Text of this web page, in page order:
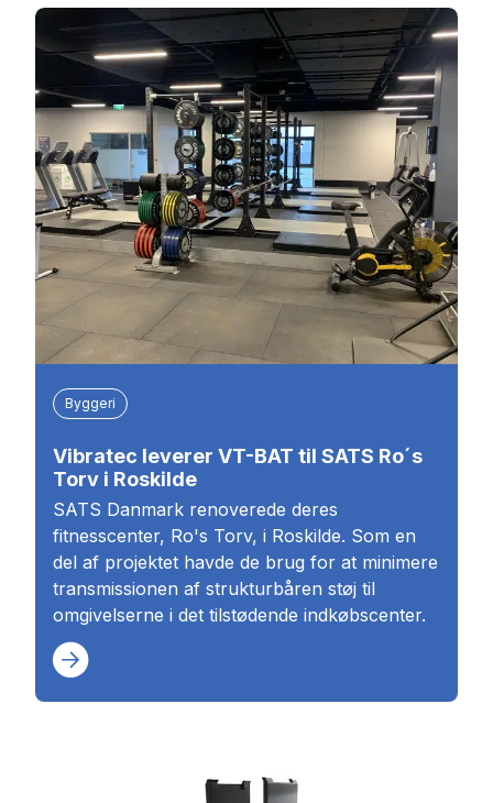
Byggeri
Vibratec leverer VT-BAT til SATS Ro´s
Torv i Roskilde
SATS Danmark renoverede deres
fitnesscenter, Ro's Torv, i Roskilde. Som en
del af projektet havde de brug for at minimere
transmissionen af strukturbåren støj til
omgivelserne i det tilstødende indkøbscenter.